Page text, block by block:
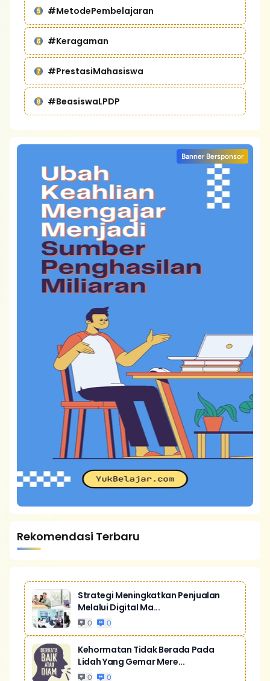
#MetodePembelajaran
#Keragaman
#PrestasiMahasiswa
#BeasiswaLPDP
Banner Bersponsor
Rekomendasi Terbaru
Strategi Meningkatkan Penjualan
Melalui Digital Ma...
0 0
Kehormatan Tidak Berada Pada
Lidah Yang Gemar Mere...
0 0